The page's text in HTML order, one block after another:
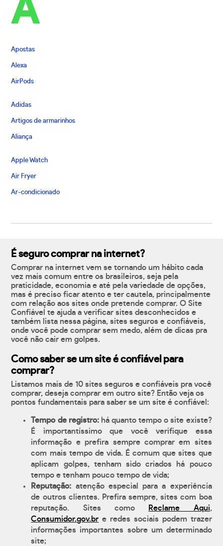
A
Apostas
Alexa
AirPods
Adidas
Artigos de armarinhos
Aliança
Apple Watch
Air Fryer
Ar-condicionado
É seguro comprar na internet?
Comprar na internet vem se tornando um hábito cada
vez mais comum entre os brasileiros, seja pela
praticidade, economia e até pela variedade de opções,
mas é preciso ficar atento e ter cautela, principalmente
com relação aos sites onde pretende comprar. O Site
Confiável te ajuda a verificar sites desconhecidos e
também lista nessa página, sites seguros e confiáveis,
onde você pode comprar sem medo, além de dicas pra
você não cair em golpes.
Como saber se um site é confiável para
comprar?
Listamos mais de 10 sites seguros e confiáveis pra você
comprar, deseja comprar em outro site? Então veja os
pontos fundamentais para saber se um site é confiável:
Tempo de registro:há quanto tempo o site existe?
É importantíssimo que você verifique essa
informação e prefira sempre comprar em sites
com mais tempo de vida. É comum que sites que
aplicam golpes, tenham sido criados há pouco
tempo e tenham pouco tempo de vida;
Reputação: atenção especial para a experiência
de outros clientes. Prefira sempre, sites com boa
reputação. Sites como
Reclame Aqui,
Consumidor.gov.br e redes sociais podem trazer
informações importantes sobre um determinado
site;